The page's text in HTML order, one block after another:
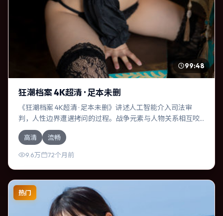
99:48
狂潮档案 4K超清 · 足本未删
《狂潮档案 4K超清 · 足本未删》讲述人工智能介入司法审
判，人性边界遭遇拷问的过程。战争元素与人物关系相互咬
合，佛罗伦斯·珀、裴斗娜的对手戏尤为出彩。导演林超贤善
于在长镜头中积蓄张力，本片亦在西班牙实地取景，增强真
实质感。
高清 流畅
9.6万 72个月前
热门